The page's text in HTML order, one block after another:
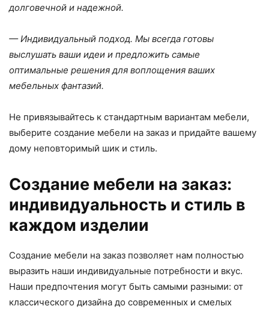
долговечной и надежной.
— Индивидуальный подход. Мы всегда готовы
выслушать ваши идеи и предложить самые
оптимальные решения для воплощения ваших
мебельных фантазий.
Не привязывайтесь к стандартным вариантам мебели,
выберите создание мебели на заказ и придайте вашему
дому неповторимый шик и стиль.
Создание мебели на заказ:
индивидуальность и стиль в
каждом изделии
Создание мебели на заказ позволяет нам полностью
выразить наши индивидуальные потребности и вкус.
Наши предпочтения могут быть самыми разными: от
классического дизайна до современных и смелых